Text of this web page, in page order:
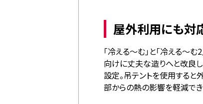
屋外利用にも対
「冷える～む」と「冷える～
向けに丈夫な造りへと改良し
設定。吊テントを使用する
部からの熱の影響を軽減でき